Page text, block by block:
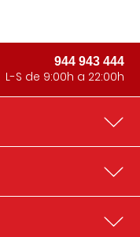
944 943 444
L-S de 9:00h a 22:00h